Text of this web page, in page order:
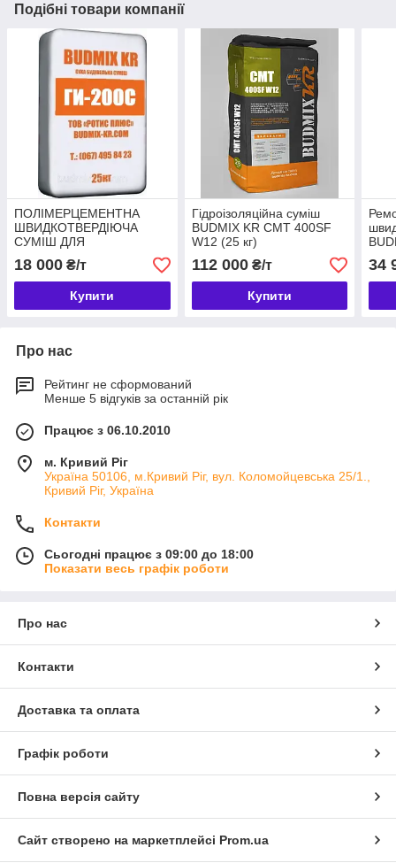
Подібні товари компанії
ПОЛІМЕРЦЕМЕНТНА
ШВИДКОТВЕРДІЮЧА
СУМІШ ДЛЯ
ВЛАШТУВАННЯ
ЖОРСТКОЇ
ГІДРОІЗОЛЯЦІЇ BUDMIX
KR ГИ-200С (25 КГ)
18 000 ₴/т
Купити
Гідроізоляційна суміш
BUDMIX KR CMT 400SF
W12 (25 кг)
112 000₴/т
Купити
34
Про нас
Рейтинг не сформований
Менше 5 відгуків за останній рік
Працює з 06.10.2010
м. Кривий Ріг
Україна 50106, м.Кривий Ріг, вул. Коломойцевська 25/1.,
Кривий Ріг, Україна
Контакти
Сьогодні працює з 09:00 до 18:00
Показати весь графік роботи
Про нас
Контакти
Доставка та оплата
Графік роботи
Повна версія сайту
Сайт створено на маркетплейсі Prom.ua